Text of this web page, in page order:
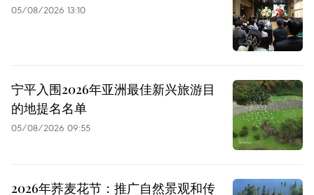
05/08/2026 13:10
宁平入围2026年亚洲最佳新兴旅游目
的地提名名单
05/08/2026 09:55
2026年荞麦花节：推广自然景观和传